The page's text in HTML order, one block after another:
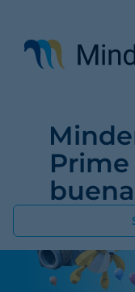
contenido
principal
Prime